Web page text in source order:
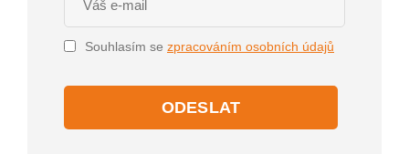
Souhlasím se zpracováním osobních údajů
ODESLAT